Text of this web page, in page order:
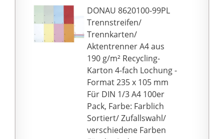
Abtrennung diverser
Dokumente und
Unterlagen mit
geringem Aufwand,
farbige Einlege-Karten
zur Verwendung für
Aktenordner
★ VIELSEITIG
EINSETZBAR ★ –
Streifen-Register für
Zuhause, Seiten-
DONAU 8620100-99PL
Trennstreifen/
Trennkarten/
Aktentrenner A4 aus
190 g/m² Recycling-
Karton 4-fach Lochung -
Format 235 x 105 mm
Für DIN 1/3 A4 100er
Pack, Farbe: Farblich
Sortiert/ Zufallswahl/
verschiedene Farben